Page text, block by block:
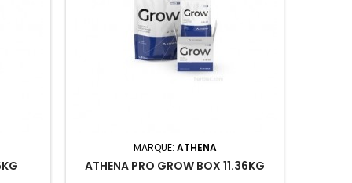
MARQUE: ATHENA
ATHENA PRO GROW BOX 11.36KG